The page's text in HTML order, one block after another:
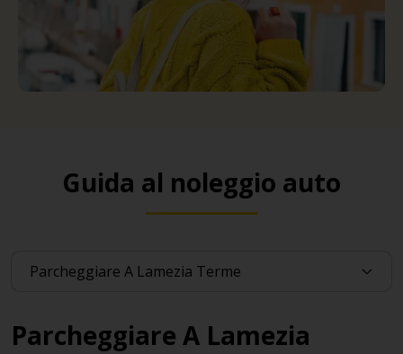
Guida al noleggio auto
Parcheggiare A Lamezia